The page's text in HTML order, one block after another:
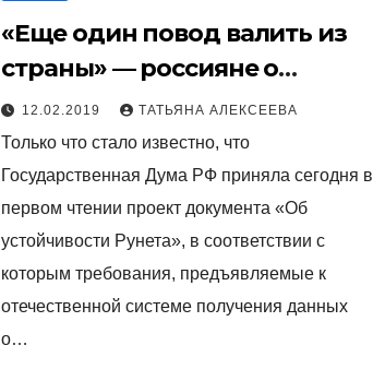
«Еще один повод валить из
страны» — россияне о
принятии закона об
автономном рунете
12.02.2019 ТАТЬЯНА АЛЕКСЕЕВА
Только что стало известно, что
Государственная Дума РФ приняла сегодня в
первом чтении проект документа «Об
устойчивости Рунета», в соответствии с
которым требования, предъявляемые к
отечественной системе получения данных
о…